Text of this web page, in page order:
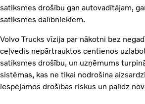
satiksmes drošību gan autovadītājam,
satiksmes dalībniekiem.
Volvo Trucks vīzija par nākotni bez
ceļvedis nepārtrauktos centienos
satiksmes drošību, un uzņēmums
sistēmas, kas ne tikai nodrošina
iespējamos drošības riskus un palīdz